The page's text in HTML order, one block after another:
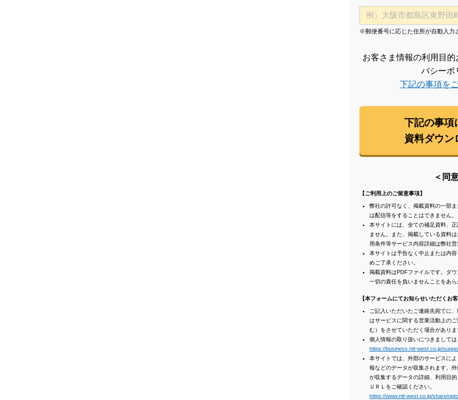
※郵便番号に応じた住所が自動入力
お客さま情報の利用目
バシーポ
下記の事項を
下記の事項
資料ダウン
＜同
【ご利用上のご留意事項】
弊社の許可なく、掲載資料の一部
は配信等をすることはできません。
本サイトには、全ての補足資料、
ません。また、掲載している資料
用条件等サービス内容詳細は弊社
本サイトは予告なく中止または内
めご了承ください。
掲載資料はPDFファイルです。ダ
一切の責任を負いませんことをあら
【本フォームにてお知らせいただくお
ご記入いただいたご連絡先宛てに
はサービスに関する営業活動上の
む）をさせていただく場合がありま
個人情報の取り扱いにつきまして
https://business.ntt-west.co.jp/
本サイトでは、外部のサービスに
報などのデータが収集されます。
が収集するデータの詳細、利用目
ＵＲＬをご確認ください。
https://www.ntt-west.co.jp/share/